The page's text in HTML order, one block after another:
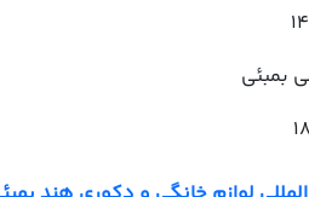
بمبئی